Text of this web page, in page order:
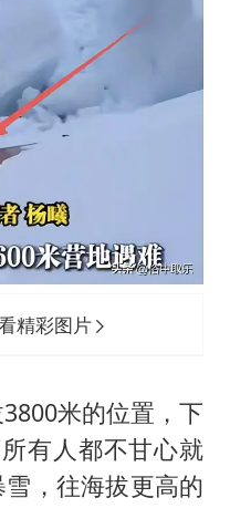
精彩图片
米的位置，下
有人都不甘心就
，往海拔更高的